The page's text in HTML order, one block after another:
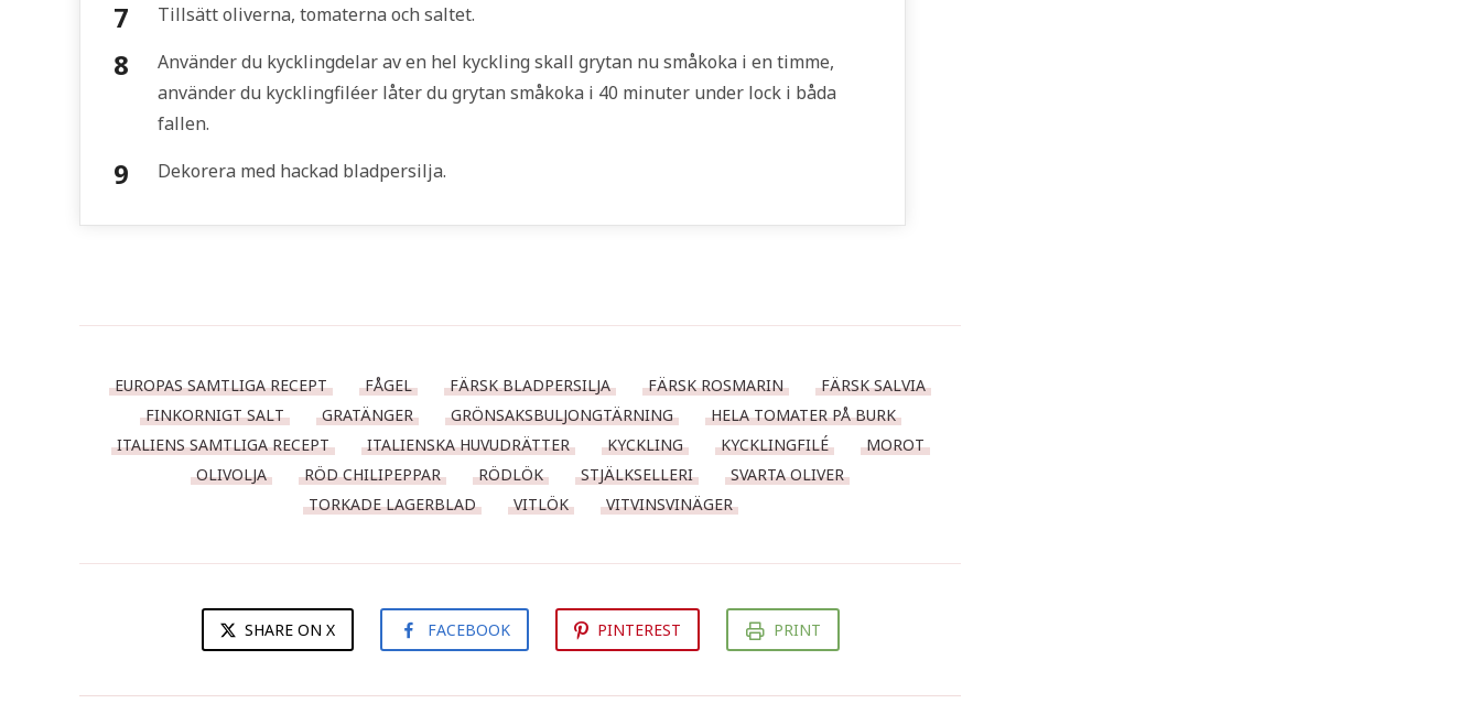
Tillsätt oliverna, tomaterna och saltet.
Använder du kycklingdelar av en hel kyckling skall grytan nu småkoka i en timme,
använder du kycklingfiléer låter du grytan småkoka i 40 minuter under lock i båda
fallen.
Dekorera med hackad bladpersilja.
EUROPAS SAMTLIGA RECEPT FÅGEL FÄRSK BLADPERSILJA FÄRSK ROSMARIN
FÄRSK SALVIA
FINKORNIGT SALT
GRATÄNGER GRÖNSAKSBULJONGTÄRNING
HELA TOMATER PÅ BURK
ITALIENS SAMTLIGA RECEPT
ITALIENSKA HUVUDRÄTTER KYCKLING KYCKLINGFILÉ
MOROT
OLIVOLJA
RÖD CHILIPEPPAR RÖDLÖK STJÄLKSELLERI
SVARTA OLIVER
TORKADE LAGERBLAD
VITLÖK VITVINSVINÄGER
SHARE ON X FACEBOOK PINTEREST PRINT